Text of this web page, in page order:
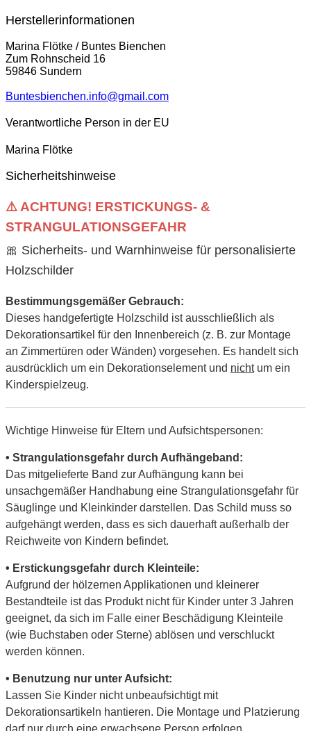
Herstellerinformationen
Marina Flötke / Buntes Bienchen
Zum Rohnscheid 16
59846 Sundern
Buntesbienchen.info@gmail.com
Verantwortliche Person in der EU
Marina Flötke
Sicherheitshinweise
⚠️ ACHTUNG! ERSTICKUNGS- &
STRANGULATIONSGEFAHR
🎀 Sicherheits- und Warnhinweise für personalisierte
Holzschilder
Bestimmungsgemäßer Gebrauch:
Dieses handgefertigte Holzschild ist ausschließlich als
Dekorationsartikel für den Innenbereich (z. B. zur Montage
an Zimmertüren oder Wänden) vorgesehen. Es handelt sich
ausdrücklich um ein Dekorationselement und nichtum ein
Kinderspielzeug.
Wichtige Hinweise für Eltern und Aufsichtspersonen:
• Strangulationsgefahr durch Aufhängeband:
Das mitgelieferte Band zur Aufhängung kann bei
unsachgemäßer Handhabung eine Strangulationsgefahr für
Säuglinge und Kleinkinder darstellen. Das Schild muss so
aufgehängt werden, dass es sich dauerhaft außerhalb der
Reichweite von Kindern befindet.
• Erstickungsgefahr durch Kleinteile:
Aufgrund der hölzernen Applikationen und kleinerer
Bestandteile ist das Produkt nicht für Kinder unter 3 Jahren
geeignet, da sich im Falle einer Beschädigung Kleinteile
(wie Buchstaben oder Sterne) ablösen und verschluckt
werden können.
• Benutzung nur unter Aufsicht:
Lassen Sie Kinder nicht unbeaufsichtigt mit
Dekorationsartikeln hantieren. Die Montage und Platzierung
darf nur durch eine erwachsene Person erfolgen.